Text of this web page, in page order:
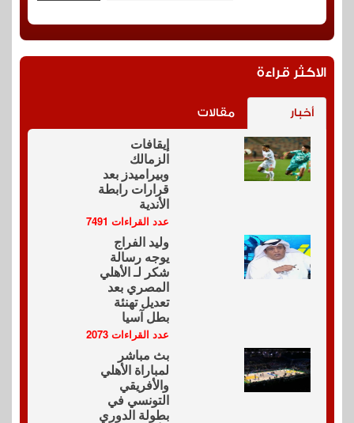
الاكثر قراءة
أخبار مقالات
إيقافات
الزمالك
وبيراميدز بعد
قرارات رابطة
الأندية
عدد القراءات 7491
وليد الفراج
يوجه رسالة
شكر لـ الأهلي
المصري بعد
تعديل تهنئة
بطل آسيا
عدد القراءات 2073
بث مباشر
لمباراة الأهلي
والأفريقي
التونسي في
بطولة الدوري